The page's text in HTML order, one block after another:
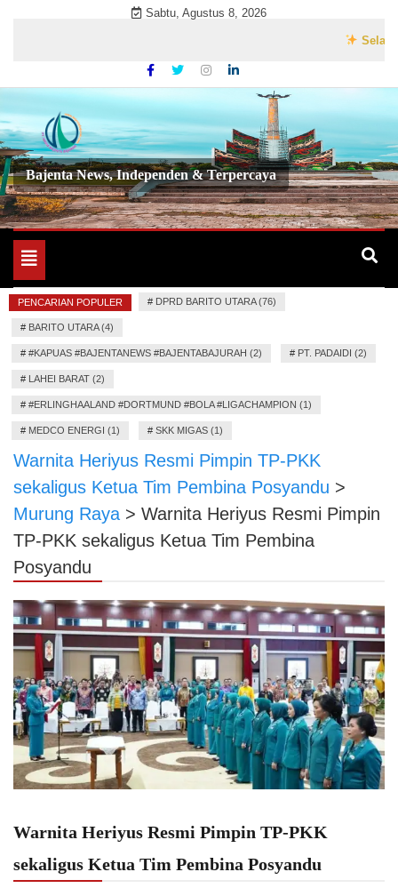
Sabtu, Agustus 8, 2026
Selamat
Bajenta News, Independen & Terpercaya
Toggle
navigation
PENCARIAN POPULER # DPRD BARITO UTARA (76)
# BARITO UTARA (4)
# #KAPUAS #BAJENTANEWS #BAJENTABAJURAH (2) # PT. PADAIDI (2)
# LAHEI BARAT (2)
# #ERLINGHAALAND #DORTMUND #BOLA #LIGACHAMPION (1)
# MEDCO ENERGI (1) # SKK MIGAS (1)
Warnita Heriyus Resmi Pimpin TP-PKK
sekaligus Ketua Tim Pembina Posyandu >
Murung Raya > Warnita Heriyus Resmi Pimpin
TP-PKK sekaligus Ketua Tim Pembina
Posyandu
Warnita Heriyus Resmi Pimpin TP-PKK
sekaligus Ketua Tim Pembina Posyandu